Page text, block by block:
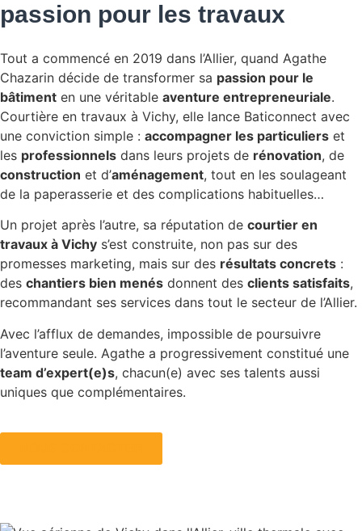
passion pour les travaux
Tout a commencé en 2019 dans l’Allier, quand Agathe
Chazarin décide de transformer sa passion pour le
bâtiment en une véritable aventure entrepreneuriale.
Courtière en travaux à Vichy, elle lance Baticonnect avec
une conviction simple : accompagner les particuliers et
les professionnels dans leurs projets de rénovation, de
construction et d’aménagement, tout en les soulageant
de la paperasserie et des complications habituelles…
Un projet après l’autre, sa réputation de courtier en
travaux à Vichy s’est construite, non pas sur des
promesses marketing, mais sur des résultats concrets :
des chantiers bien menés donnent des clients satisfaits,
recommandant ses services dans tout le secteur de l’Allier.
Avec l’afflux de demandes, impossible de poursuivre
l’aventure seule. Agathe a progressivement constitué une
team d’expert(e)s, chacun(e) avec ses talents aussi
uniques que complémentaires.